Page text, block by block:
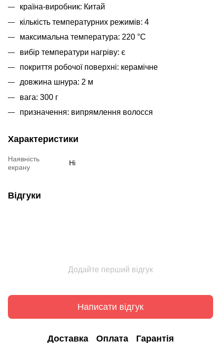
країна-виробник: Китай
кількість температурних режимів: 4
максимальна температура: 220 °C
вибір температури нагріву: є
покриття робочої поверхні: керамічне
довжина шнура: 2 м
вага: 300 г
призначення: випрямлення волосся
Характеристики
Наявність
екрану
Ні
Відгуки
Додайте перший відгук
Написати відгук
Доставка Оплата Гарантія